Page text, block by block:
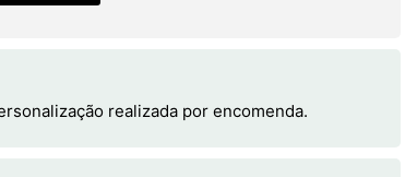
realizada por encomenda.